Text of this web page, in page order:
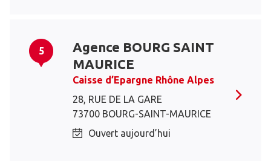
5
Agence BOURG SAINT
MAURICE
Caisse d’Epargne Rhône Alpes
28, RUE DE LA GARE
73700 BOURG-SAINT-MAURICE
Ouvert aujourd’hui